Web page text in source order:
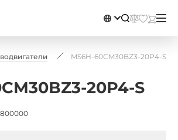
MS6H-60CM30BZ3-20P4-S
20P4-S